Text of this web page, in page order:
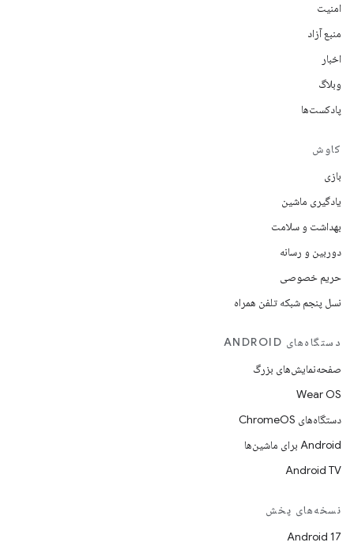
امنیت
منبع آزاد
اخبار
وبلاگ
پادکست‌ها
کاوش
بازی
یادگیری ماشین
بهداشت و سلامت
دوربین و رسانه
حریم خصوصی
نسل پنجم شبکه تلفن همراه
دستگاه‌های ANDROID
صفحه‌نمایش‌های بزرگ
Wear OS
دستگاه‌های ChromeOS
Android برای ماشین‌ها
Android TV
نسخه‌های پخش
Android 17